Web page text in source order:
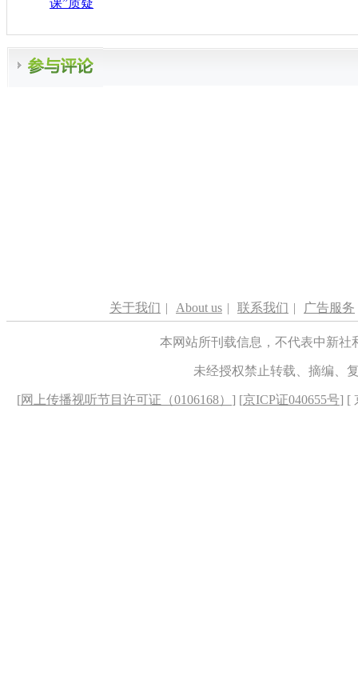
关于我们 | About us | 联系我们 | 广告服务
本网站所刊载信息，不代表中新
未经授权禁止转载、摘编、
[网上传播视听节目许可证（0106168） ] [京ICP证040655号] [